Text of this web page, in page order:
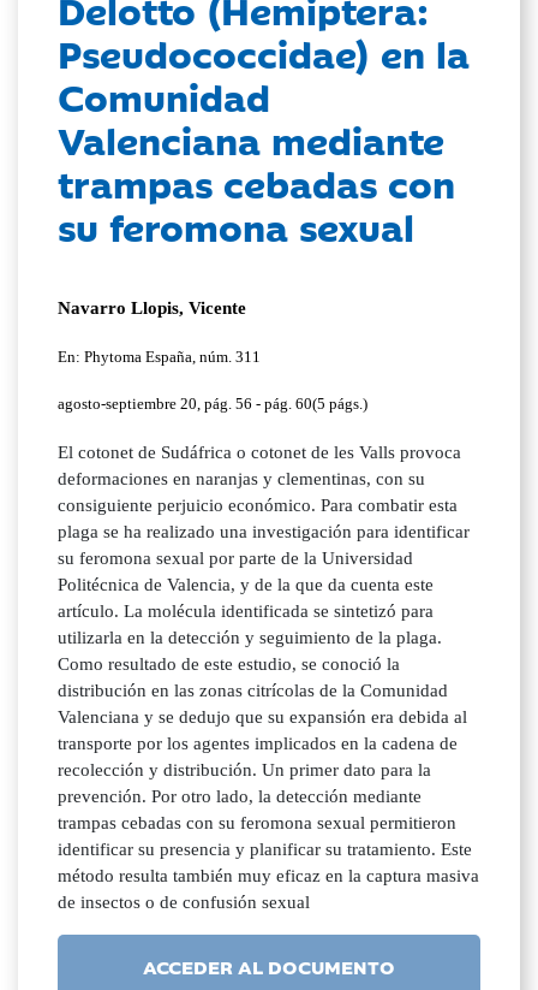
Pseudococcidae) en la
Comunidad
Valenciana mediante
trampas cebadas con
su feromona sexual
Navarro Llopis, Vicente
En: Phytoma España, núm. 311
agosto-septiembre 20, pág. 56 - pág. 60(5 págs.)
El cotonet de Sudáfrica o cotonet de les Valls provoca
deformaciones en naranjas y clementinas, con su
consiguiente perjuicio económico. Para combatir esta
plaga se ha realizado una investigación para identificar
su feromona sexual por parte de la Universidad
Politécnica de Valencia, y de la que da cuenta este
artículo. La molécula identificada se sintetizó para
utilizarla en la detección y seguimiento de la plaga.
Como resultado de este estudio, se conoció la
distribución en las zonas citrícolas de la Comunidad
Valenciana y se dedujo que su expansión era debida al
transporte por los agentes implicados en la cadena de
recolección y distribución. Un primer dato para la
prevención. Por otro lado, la detección mediante
trampas cebadas con su feromona sexual permitieron
identificar su presencia y planificar su tratamiento. Este
método resulta también muy eficaz en la captura masiva
de insectos o de confusión sexual
ACCEDER AL DOCUMENTO